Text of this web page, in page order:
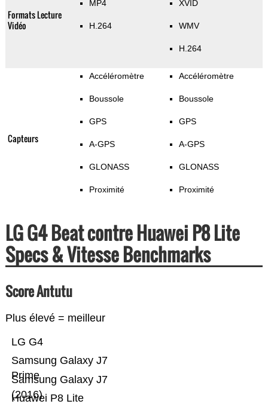
Formats Lecture
Vidéo
MP4
H.264
XVID
WMV
H.264
Capteurs
Accéléromètre
Boussole
GPS
A-GPS
GLONASS
Proximité
Accéléromètre
Boussole
GPS
A-GPS
GLONASS
Proximité
LG G4 Beat contre Huawei P8 Lite
Specs & Vitesse Benchmarks
Score Antutu
Plus élevé = meilleur
Huawei P8 Lite
Samsung Galaxy J7
(2016)
Samsung Galaxy J7
Prime
LG G4